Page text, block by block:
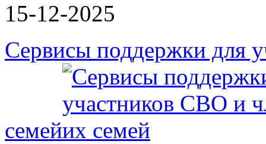
15-12-2025
Сервисы поддержки для
семей